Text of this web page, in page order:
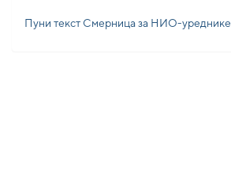
Пуни текст Смерница за НИО-уреднике